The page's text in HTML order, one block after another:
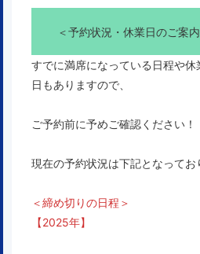
＜予約状況・休業日のご案
すでに満席になっている日程や
日もありますので、
ご予約前に予めご確認ください！
現在の予約状況は下記となってお
＜締め切りの日程＞
【2025年】